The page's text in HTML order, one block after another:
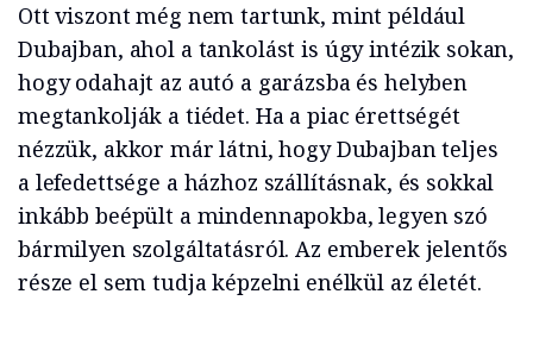
Ott viszont még nem tartunk, mint például
Dubajban, ahol a tankolást is úgy intézik sokan,
hogy odahajt az autó a garázsba és helyben
megtankolják a tiédet. Ha a piac érettségét
nézzük, akkor már látni, hogy Dubajban teljes
a lefedettsége a házhoz szállításnak, és sokkal
inkább beépült a mindennapokba, legyen szó
bármilyen szolgáltatásról. Az emberek jelentős
része el sem tudja képzelni enélkül az életét.